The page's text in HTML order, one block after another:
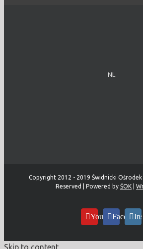
NL
Copyright 2012 - 2019 Świdnicki
Reserved | Powered by ŚOK
YouTubeFacebook
Skip to content